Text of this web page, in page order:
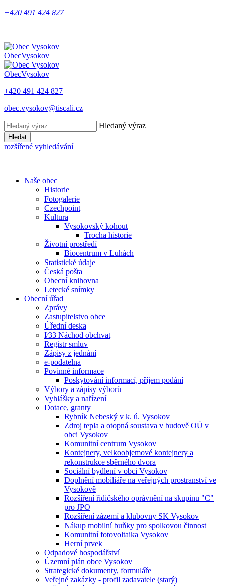
+420 491 424 827
ObecVysokov
ObecVysokov
+420 491 424 827
obec.vysokov@tiscali.cz
Hledaný výraz
Hledat
rozšířené vyhledávání
Naše obec
Historie
Fotogalerie
Czechpoint
Kultura
Vysokovský kohout
Trocha historie
Životní prostředí
Biocentrum v Luhách
Statistické údaje
Česká pošta
Obecní knihovna
Letecké snímky
Obecní úřad
Zprávy
Zastupitelstvo obce
Úřední deska
I⁄33 Náchod obchvat
Registr smluv
Zápisy z jednání
e-podatelna
Povinné informace
Poskytování informací, příjem podání
Výbory a zápisy výborů
Vyhlášky a nařízení
Dotace, granty
Rybník Nebeský v k. ú. Vysokov
Zdroj tepla a otopná soustava v budově OÚ v
obci Vysokov
Komunitní centrum Vysokov
Kontejnery, velkoobjemové kontejnery a
rekonstrukce sběrného dvora
Sociální bydlení v obci Vysokov
Doplnění mobiliáře na veřejných prostranství ve
Vysokově
Rozšíření řidičského oprávnění na skupinu "C"
pro JPO
Rozšíření zázemí a klubovny SK Vysokov
Nákup mobilní buňky pro spolkovou činnost
Komunitní fotovoltaika Vysokov
Herní prvek
Odpadové hospodářství
Územní plán obce Vysokov
Strategické dokumenty, formuláře
Veřejné zakázky - profil zadavatele (starý)